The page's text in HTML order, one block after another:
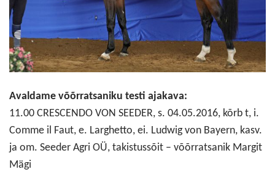
Avaldame võõrratsaniku testi ajakava:
11.00 CRESCENDO VON SEEDER, s. 04.05.2016, kõrb t, i.
Comme il Faut, e. Larghetto, ei. Ludwig von Bayern, kasv.
ja om. Seeder Agri OÜ, takistussõit – võõrratsanik Margit
Mägi